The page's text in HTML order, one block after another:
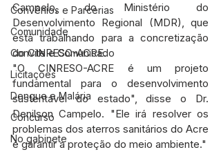
Convênios e Parcerias
Comunidade
Convite e Comunicado
Licitações
Dengue e Malária
Concurso
No gabinete
Campelo, do Ministério do
Desenvolvimento Regional (MDR), que
está trabalhando para a concretização
do CINRESO-ACRE.
"O CINRESO-ACRE é um projeto
fundamental para o desenvolvimento
sustentável do estado", disse o Dr.
Denilson Campelo. "Ele irá resolver os
problemas dos aterros sanitários do Acre
e garantir a proteção do meio ambiente."